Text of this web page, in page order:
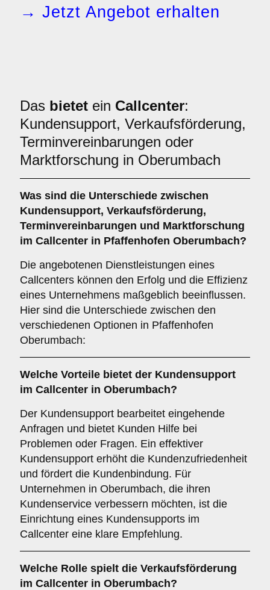
→ Jetzt Angebot erhalten
Das bietet ein Callcenter:
Kundensupport, Verkaufsförderung,
Terminvereinbarungen oder
Marktforschung in Oberumbach
Was sind die Unterschiede zwischen
Kundensupport, Verkaufsförderung,
Terminvereinbarungen und Marktforschung
im Callcenter in Pfaffenhofen Oberumbach?
Die angebotenen Dienstleistungen eines
Callcenters können den Erfolg und die Effizienz
eines Unternehmens maßgeblich beeinflussen.
Hier sind die Unterschiede zwischen den
verschiedenen Optionen in Pfaffenhofen
Oberumbach:
Welche Vorteile bietet der Kundensupport
im Callcenter in Oberumbach?
Der Kundensupport bearbeitet eingehende
Anfragen und bietet Kunden Hilfe bei
Problemen oder Fragen. Ein effektiver
Kundensupport erhöht die Kundenzufriedenheit
und fördert die Kundenbindung. Für
Unternehmen in Oberumbach, die ihren
Kundenservice verbessern möchten, ist die
Einrichtung eines Kundensupports im
Callcenter eine klare Empfehlung.
Welche Rolle spielt die Verkaufsförderung
im Callcenter in Oberumbach?